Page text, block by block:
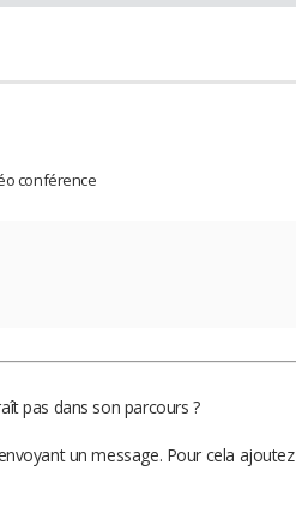
conférence
pas dans son parcours ?
un message. Pour cela ajoutez